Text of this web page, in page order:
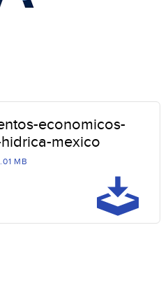
economicos-
mexico
MB